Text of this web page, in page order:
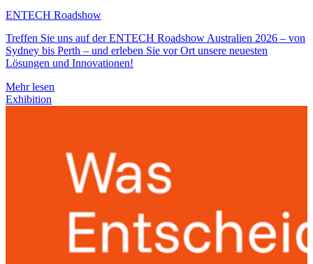
ENTECH Roadshow
Treffen Sie uns auf der ENTECH Roadshow Australien 2026 – von
Sydney bis Perth – und erleben Sie vor Ort unsere neuesten
Lösungen und Innovationen!
Mehr lesen
Exhibition